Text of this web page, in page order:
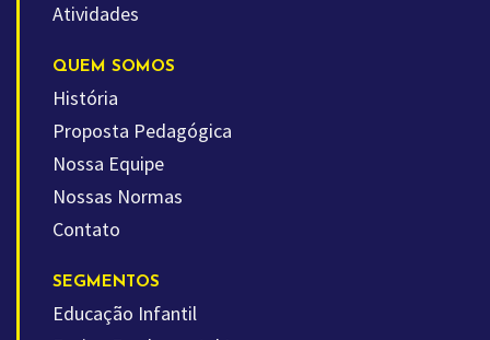
Atividades
QUEM SOMOS
História
Proposta Pedagógica
Nossa Equipe
Nossas Normas
Contato
SEGMENTOS
Educação Infantil